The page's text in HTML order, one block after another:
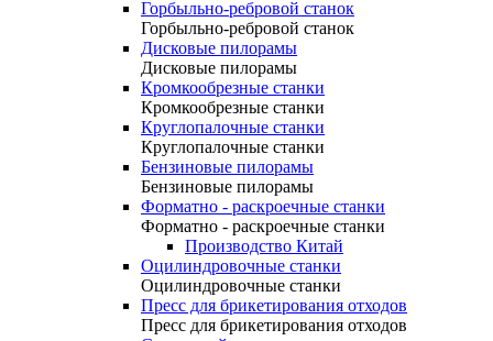
Горбыльно-ребровой станок
Горбыльно-ребровой станок
Дисковые пилорамы
Дисковые пилорамы
Кромкообрезные станки
Кромкообрезные станки
Круглопалочные станки
Круглопалочные станки
Бензиновые пилорамы
Бензиновые пилорамы
Форматно - раскроечные станки
Форматно - раскроечные станки
Производство Китай
Оцилиндровочные станки
Оцилиндровочные станки
Пресс для брикетирования отходов
Пресс для брикетирования отходов